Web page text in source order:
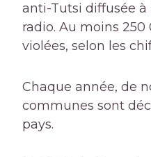
anti-Tutsi diffusée à
radio. Au moins
violées, selon les
Chaque année, de
communes sont
pays.